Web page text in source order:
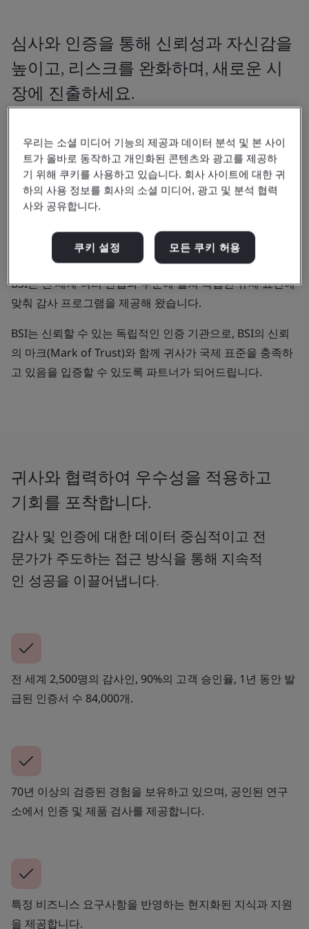
심사와 인증을 통해 신뢰성과 자신감을
높이고, 리스크를 완화하며, 새로운 시
장에 진출하세요.
는 능력과 확신을 뒷받침하는 증거를 제공합니
다.
평가는 사람, 제품 또는 프로세스에 대한 감사입니다.
평가가 완료되면 인증서를 통해 해당 검토 결과를 확인할 수
BSI는 전 세계 여러 산업과 부문에 걸쳐 복잡한 규제 요건에
맞춰 감사 프로그램을 제공해 왔습니다.
BSI는 신뢰할 수 있는 독립적인 인증 기관으로, BSI의 신뢰
의 마크(Mark of Trust)와 함께 귀사가 국제 표준을 충족하
고 있음을 입증할 수 있도록 파트너가 되어드립니다.
귀사와 협력하여 우수성을 적용하고
기회를 포착합니다.
감사 및 인증에 대한 데이터 중심적이고 전
문가가 주도하는 접근 방식을 통해 지속적
인 성공을 이끌어냅니다.
전 세계 2,500명의 감사인, 90%의 고객 승인율, 1년 동안 발
급된 인증서 수 84,000개.
70년 이상의 검증된 경험을 보유하고 있으며, 공인된 연구
소에서 인증 및 제품 검사를 제공합니다.
특정 비즈니스 요구사항을 반영하는 현지화된 지식과 지원
을 제공합니다.
우리는 소셜 미디어 기능의 제공과 데이터 분석 및 본 사이
트가 올바로 동작하고 개인화된 콘텐츠와 광고를 제공하
기 위해 쿠키를 사용하고 있습니다. 회사 사이트에 대한 귀
하의 사용 정보를 회사의 소셜 미디어, 광고 및 분석 협력
사와 공유합니다.
쿠키 설정 모든 쿠키 허용